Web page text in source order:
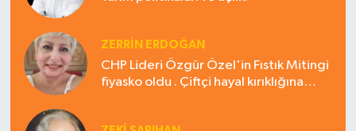
ZERRIN ERDOĞAN
CHP Lideri Özgür Özel'in Fıstık Mitingi
fiyasko oldu . Çiftçi hayal kırıklığına